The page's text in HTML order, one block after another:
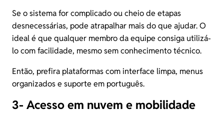
Se o sistema for complicado ou cheio de etapas
desnecessárias, pode atrapalhar mais do que ajudar. O
ideal é que qualquer membro da equipe consiga utilizá-
lo com facilidade, mesmo sem conhecimento técnico.
Então, prefira plataformas com interface limpa, menus
organizados e suporte em português.
3- Acesso em nuvem e mobilidade